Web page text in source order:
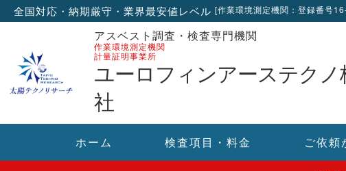
全国対応・納期厳守・業界最安値レベル [作業環境測定機関：登録番号
アスベスト調査・検査専門機関
作業環境測定機関
計量証明事業所
ユーロフィンアーステクノ
社
ホーム 検査項目・料金 ご依頼